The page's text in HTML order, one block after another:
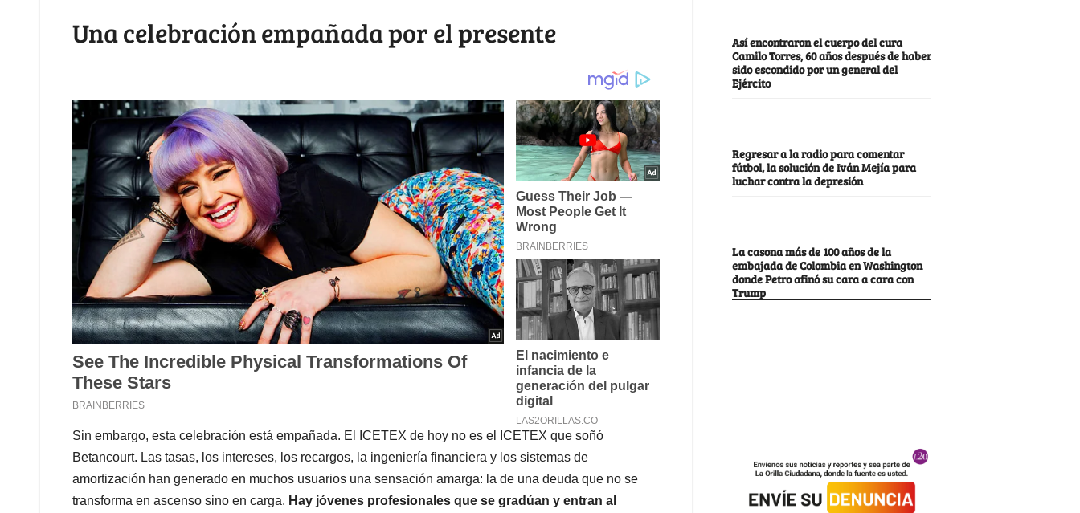
Una celebración empañada por el presente
Sin embargo, esta celebración está empañada. El ICETEX de hoy no es el ICETEX que soñó
Betancourt. Las tasas, los intereses, los recargos, la ingeniería financiera y los sistemas de
amortización han generado en muchos usuarios una sensación amarga: la de una deuda que no se
transforma en ascenso sino en carga. Hay jóvenes profesionales que se gradúan y entran al
Así encontraron el cuerpo del cura
Camilo Torres, 60 años después de haber
sido escondido por un general del
Ejército
Regresar a la radio para comentar
fútbol, la solución de Iván Mejía para
luchar contra la depresión
La casona más de 100 años de la
embajada de Colombia en Washington
donde Petro afinó su cara a cara con
Trump